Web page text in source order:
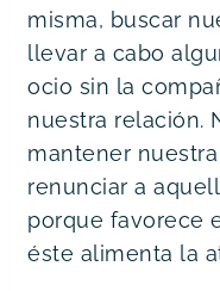
misma, buscar
llevar a cabo
ocio sin la
nuestra relación.
mantener
renunciar a
porque favorece
éste alimenta la